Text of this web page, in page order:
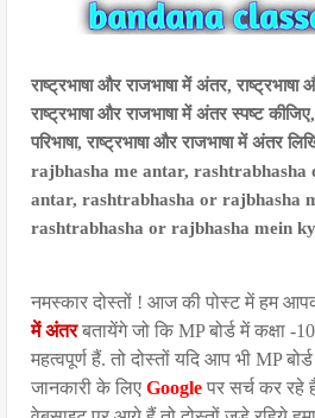
राष्ट्रभाषा और राजभाषा में अंतर,
राष्ट्रभाषा और राजभाषा में अंतर स्पष्ट
परिभाषा, राष्ट्रभाषा और राजभाषा में अंतर
rajbhasha me antar, rashtrabhasha
antar, rashtrabhasha or rajbhasha
rashtrabhasha or rajbhasha mein
नमस्कार दोस्तों ! आज की पोस्ट में हम
में अंतरबतायेंगे जो कि MP बोर्ड में कक्षा -
महत्वपूर्ण हैं. तो दोस्तों यदि आप भी MP
जानकारी के लिए Google पर सर्च कर रहे